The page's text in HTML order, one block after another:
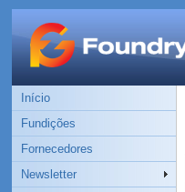
Início
Fundições
Fornecedores
Newsletter